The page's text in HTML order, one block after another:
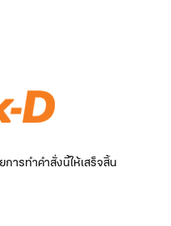
ารทำคำสั่งนี้ให้เสร็จสิ้น